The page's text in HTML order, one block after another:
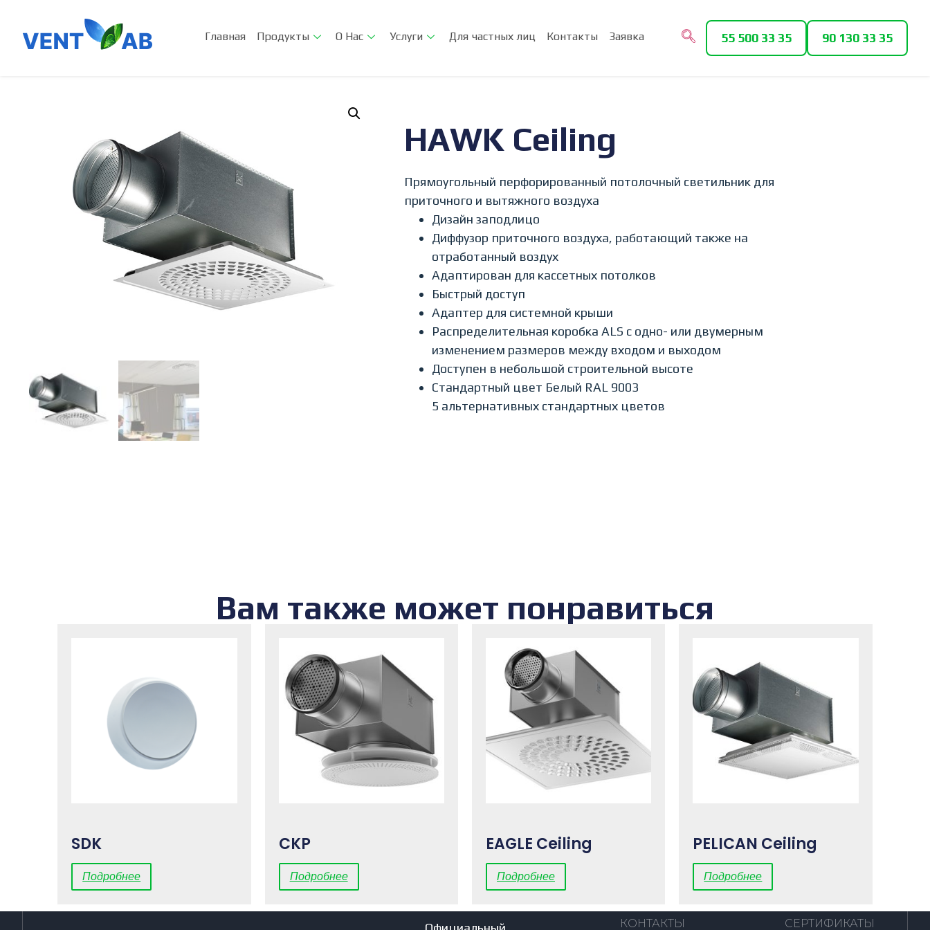
Главная Продукты О Нас Услуги Для частных лиц Контакты Заявка 55 500 33 35 90 130 33 35
HAWK Ceiling
Прямоугольный перфорированный потолочный светильник для
приточного и вытяжного воздуха
Дизайн заподлицо
Диффузор приточного воздуха, работающий также на
отработанный воздух
Адаптирован для кассетных потолков
Быстрый доступ
Адаптер для системной крыши
Распределительная коробка ALS с одно- или двумерным
изменением размеров между входом и выходом
Доступен в небольшой строительной высоте
Стандартный цвет Белый RAL 9003
5 альтернативных стандартных цветов
Вам также может понравиться
SDK
Подробнее
CKP
Подробнее
EAGLE Ceiling
Подробнее
PELICAN Ceiling
Подробнее
КОНТАКТЫ СЕРТИФИКАТЫ